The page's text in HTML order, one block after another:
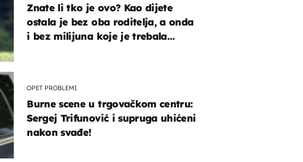
Znate li tko je ovo? Kao dijete
ostala je bez oba roditelja, a onda
i bez milijuna koje je trebala
OPET PROBLEMI
Burne scene u trgovačkom centru:
Sergej Trifunović i supruga uhićeni
nakon svađe!